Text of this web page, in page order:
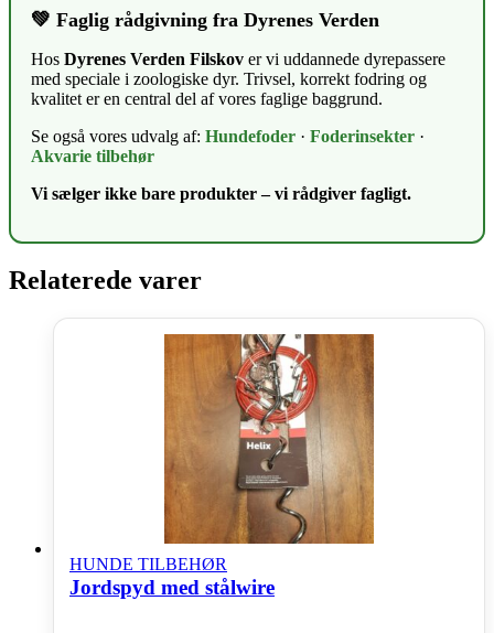
💚 Faglig rådgivning fra Dyrenes Verden
Hos Dyrenes Verden Filskov er vi uddannede dyrepassere
med speciale i zoologiske dyr. Trivsel, korrekt fodring og
kvalitet er en central del af vores faglige baggrund.
Se også vores udvalg af: Hundefoder · Foderinsekter ·
Akvarie tilbehør
Vi sælger ikke bare produkter – vi rådgiver fagligt.
Relaterede varer
HUNDE TILBEHØR
Jordspyd med stålwire